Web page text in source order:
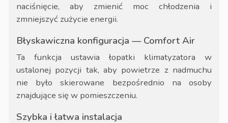
naciśnięcie, aby zmienić moc chłodzenia i
zmniejszyć zużycie energii.
Błyskawiczna konfiguracja — Comfort Air
Ta funkcja ustawia łopatki klimatyzatora w
ustalonej pozycji tak, aby powietrze z nadmuchu
nie było skierowane bezpośrednio na osoby
znajdujące się w pomieszczeniu.
Szybka i łatwa instalacja